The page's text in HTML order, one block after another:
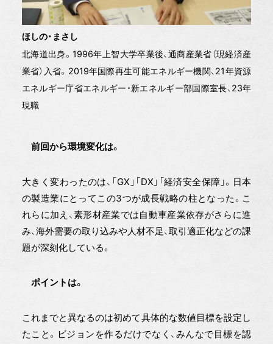
ほしの・まさし
北海道出身。1996年上智大学卒業後、通商産業省（現経済産
業省）入省。2019年国際再生可能エネルギー機関、21年資源
エネルギー庁省エネルギー・新エネルギー部国際室長、23年
現職
前回から環境変化は。
大きく変わったのは、「GⅩ」「DX」「経済安全保障」。日本
の製造業にとってこの3つが成長戦略の柱となった。こ
れらに加え、素形材産業では自動車産業依存がさらに進
み、海外需要の取り込みや人材不足、取引適正化などの課
題が深刻化している。
ポイントは。
これまでと異なるのは初めて具体的な数値目標を設定し
たこと。ビジョンを作るだけでなく、みんなで目標を認